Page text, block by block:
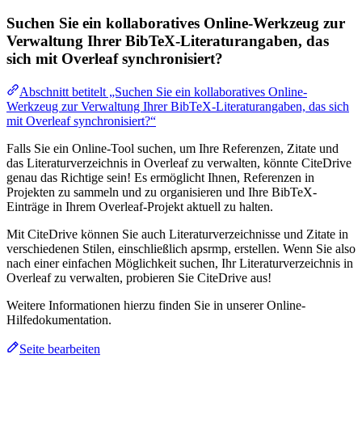
Suchen Sie ein kollaboratives Online-Werkzeug zur
Verwaltung Ihrer BibTeX-Literaturangaben, das
sich mit Overleaf synchronisiert?
Abschnitt betitelt „Suchen Sie ein kollaboratives Online-
Werkzeug zur Verwaltung Ihrer BibTeX-Literaturangaben, das sich
mit Overleaf synchronisiert?“
Falls Sie ein Online-Tool suchen, um Ihre Referenzen, Zitate und
das Literaturverzeichnis in Overleaf zu verwalten, könnte CiteDrive
genau das Richtige sein! Es ermöglicht Ihnen, Referenzen in
Projekten zu sammeln und zu organisieren und Ihre BibTeX-
Einträge in Ihrem Overleaf-Projekt aktuell zu halten.
Mit CiteDrive können Sie auch Literaturverzeichnisse und Zitate in
verschiedenen Stilen, einschließlich apsrmp, erstellen. Wenn Sie also
nach einer einfachen Möglichkeit suchen, Ihr Literaturverzeichnis in
Overleaf zu verwalten, probieren Sie CiteDrive aus!
Weitere Informationen hierzu finden Sie in unserer Online-
Hilfedokumentation.
Seite bearbeiten